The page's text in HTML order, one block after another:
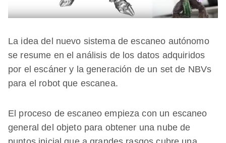
La idea del nuevo sistema de escaneo autónomo
se resume en el análisis de los datos adquiridos
por el escáner y la generación de un set de NBVs
para el robot que escanea.
El proceso de escaneo empieza con un escaneo
general del objeto para obtener una nube de